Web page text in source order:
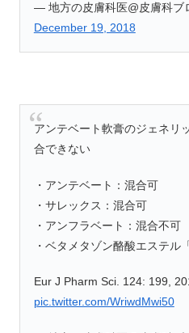
— 地方の皮膚科医@皮膚科ブ
December 19, 2018
アンテベート軟膏のジェネリ
合できない
・アンテベート：混合可
・サレックス：混合可
・アンフラベート：混合不可
・ベタメタゾン酪酸エステル
Eur J Pharm Sci. 124: 199,
pic.twitter.com/WriwdMwi50